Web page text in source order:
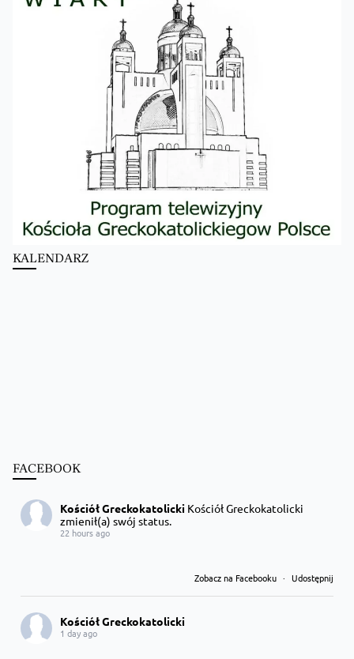
KALENDARZ
FACEBOOK
Kościół Greckokatolicki Kościół Greckokatolicki
zmienił(a) swój status.
22 hours ago
Zobacz na Facebooku · Udostępnij
Kościół Greckokatolicki
1 day ago